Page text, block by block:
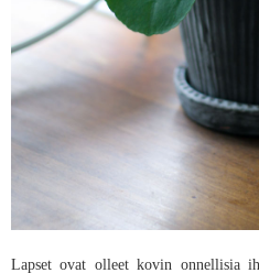
Lapset ovat olleet kovin onnellisia